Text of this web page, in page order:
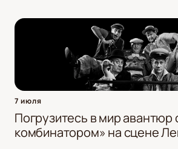
7 июля
Погрузитесь в мир авантюр
комбинатором» на сцене